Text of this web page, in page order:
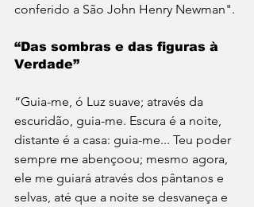
conferido a São John Henry Newman".
“Das sombras e das figuras à
Verdade”
“Guia-me, ó Luz suave; através da
escuridão, guia-me. Escura é a noite,
distante é a casa: guia-me... Teu poder
sempre me abençoou; mesmo agora,
ele me guiará através dos pântanos e
selvas, até que a noite se desvaneça e